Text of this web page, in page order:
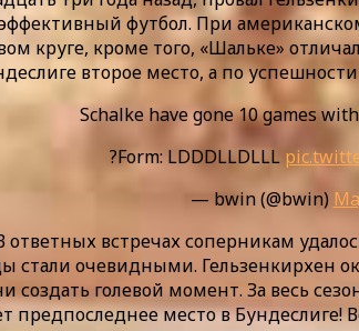
футбол. При
круге, кроме того, «Шальке»
второе место, а по
Schalke have gone 10 games
?Form: LDDDLLDLLL
— bwin (@bwin)
ответных встречах соперникам
стали очевидными. Гельзенкирхен
голевой момент. За весь
предпоследнее место в